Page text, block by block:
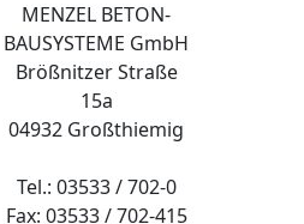
MENZEL BETON-
BAUSYSTEME GmbH
Brößnitzer Straße
15a
04932 Großthiemig
Tel.: 03533 / 702-0
Fax: 03533 / 702-415